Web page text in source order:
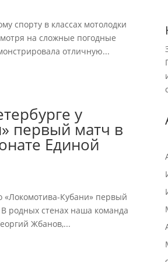
спорту в классах мотолодки
на сложные погодные
отличную...
у
первый матч в
Единой
«Локомотива-Кубани» первый
родных стенах наша команда
Жбанов,...